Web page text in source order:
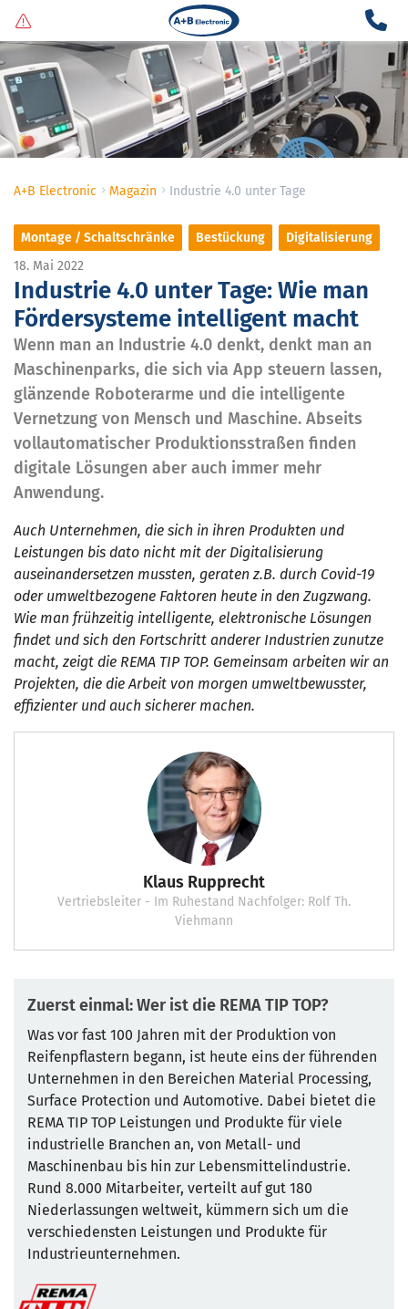
A+B Electronic Magazin Industrie 4.0 unter Tage
Montage / Schaltschränke Bestückung
Digitalisierung
18. Mai 2022
Industrie 4.0 unter Tage: Wie man
Fördersysteme intelligent macht
Wenn man an Industrie 4.0 denkt, denkt man an
Maschinenparks, die sich via App steuern lassen,
glänzende Roboterarme und die intelligente
Vernetzung von Mensch und Maschine. Abseits
vollautomatischer Produktionsstraßen finden
digitale Lösungen aber auch immer mehr
Anwendung.
Auch Unternehmen, die sich in ihren Produkten und
Leistungen bis dato nicht mit der Digitalisierung
auseinandersetzen mussten, geraten z.B. durch Covid-19
oder umweltbezogene Faktoren heute in den Zugzwang.
Wie man frühzeitig intelligente, elektronische Lösungen
findet und sich den Fortschritt anderer Industrien zunutze
macht, zeigt die REMA TIP TOP. Gemeinsam arbeiten wir an
Projekten, die die Arbeit von morgen umweltbewusster,
effizienter und auch sicherer machen.
Klaus Rupprecht
Vertriebsleiter - Im Ruhestand Nachfolger: Rolf Th.
Viehmann
Zuerst einmal: Wer ist die REMA TIP TOP?
Was vor fast 100 Jahren mit der Produktion von
Reifenpflastern begann, ist heute eins der führenden
Unternehmen in den Bereichen Material Processing,
Surface Protection und Automotive. Dabei bietet die
REMA TIP TOP Leistungen und Produkte für viele
industrielle Branchen an, von Metall- und
Maschinenbau bis hin zur Lebensmittelindustrie.
Rund 8.000 Mitarbeiter, verteilt auf gut 180
Niederlassungen weltweit, kümmern sich um die
verschiedensten Leistungen und Produkte für
Industrieunternehmen.